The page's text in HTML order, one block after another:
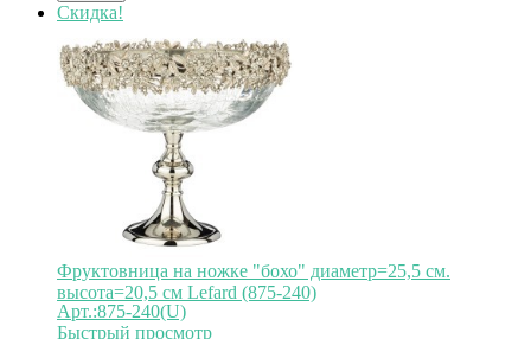
Скидка!
Фруктовница на ножке "бохо" диаметр=25,5 см.
высота=20,5 см Lefard (875-240)
Арт.:875-240(U)
Быстрый просмотр